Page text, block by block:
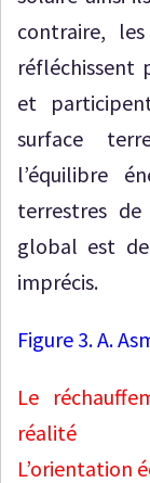
contraire,
réfléchissent
et
surface
l’équilibre
terrestres
global est
imprécis.
Figure 3. A.
Le
réalité
L’orientation